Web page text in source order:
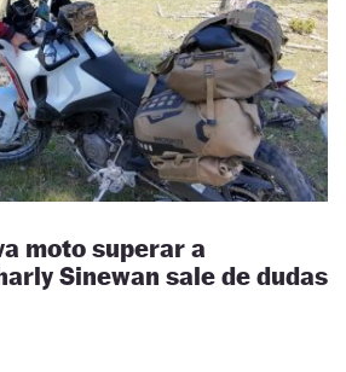
moto superar a
Sinewan sale de dudas